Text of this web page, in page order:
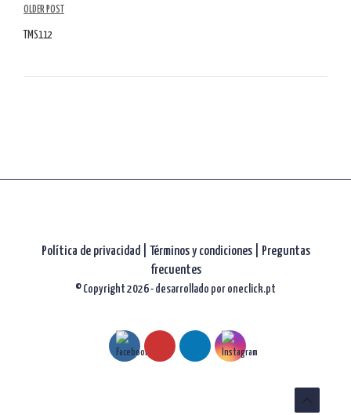
Navegación
por
OLDER POST
TMS112
Política de privacidad| Términos y condiciones |
Preguntas
frecuentes
© Copyright 2026 - desarrollado por oneclick.pt